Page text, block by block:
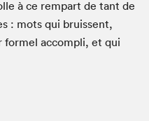
à ce rem­part de tant de
: mots qui bruis­sent,
formel accom­pli, et qui